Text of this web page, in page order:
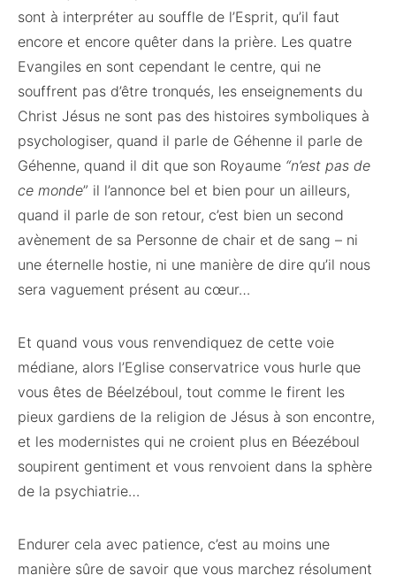
sont à interpréter au souffle de l’Esprit, qu’il faut
encore et encore quêter dans la prière. Les quatre
Evangiles en sont cependant le centre, qui ne
souffrent pas d’être tronqués, les enseignements du
Christ Jésus ne sont pas des histoires symboliques à
psychologiser, quand il parle de Géhenne il parle de
Géhenne, quand il dit que son Royaume “n’est pas de
ce monde” il l’annonce bel et bien pour un ailleurs,
quand il parle de son retour, c’est bien un second
avènement de sa Personne de chair et de sang – ni
une éternelle hostie, ni une manière de dire qu’il nous
sera vaguement présent au cœur…
Et quand vous vous renvendiquez de cette voie
médiane, alors l’Eglise conservatrice vous hurle que
vous êtes de Béelzéboul, tout comme le firent les
pieux gardiens de la religion de Jésus à son encontre,
et les modernistes qui ne croient plus en Béezéboul
soupirent gentiment et vous renvoient dans la sphère
de la psychiatrie…
Endurer cela avec patience, c’est au moins une
manière sûre de savoir que vous marchez résolument